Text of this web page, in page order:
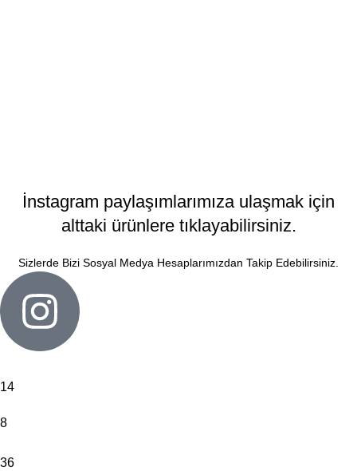
İnstagram paylaşımlarımıza ulaşmak için
alttaki ürünlere tıklayabilirsiniz.
Sizlerde Bizi Sosyal Medya Hesaplarımızdan Takip Edebilirsiniz.
14
8
36